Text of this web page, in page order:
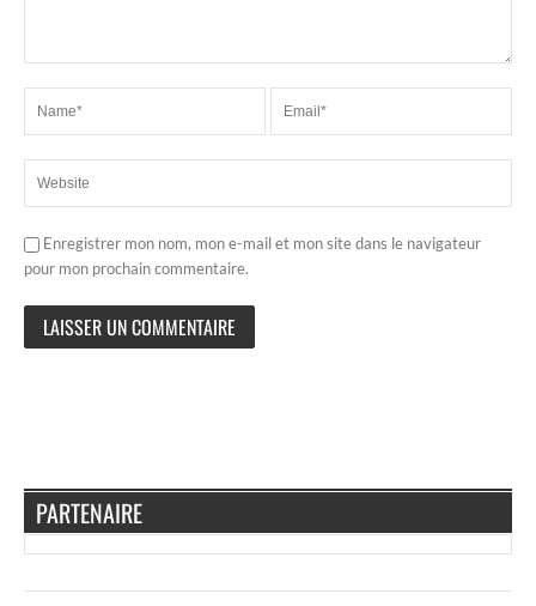
Enregistrer mon nom, mon e-mail et mon site dans le navigateur
pour mon prochain commentaire.
PARTENAIRE